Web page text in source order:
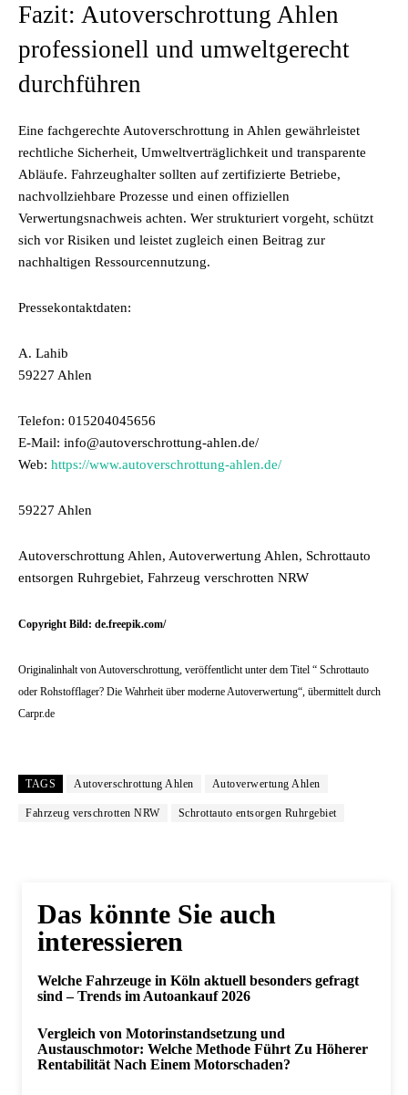
Fazit: Autoverschrottung Ahlen
professionell und umweltgerecht
durchführen
Eine fachgerechte Autoverschrottung in Ahlen gewährleistet
rechtliche Sicherheit, Umweltverträglichkeit und transparente
Abläufe. Fahrzeughalter sollten auf zertifizierte Betriebe,
nachvollziehbare Prozesse und einen offiziellen
Verwertungsnachweis achten. Wer strukturiert vorgeht, schützt
sich vor Risiken und leistet zugleich einen Beitrag zur
nachhaltigen Ressourcennutzung.
Pressekontaktdaten:
A. Lahib
59227 Ahlen
Telefon: 015204045656
E-Mail: info@autoverschrottung-ahlen.de/
Web: https://www.autoverschrottung-ahlen.de/
59227 Ahlen
Autoverschrottung Ahlen, Autoverwertung Ahlen, Schrottauto
entsorgen Ruhrgebiet, Fahrzeug verschrotten NRW
Copyright Bild: de.freepik.com/
Originalinhalt von Autoverschrottung, veröffentlicht unter dem Titel “ Schrottauto
oder Rohstofflager? Die Wahrheit über moderne Autoverwertung“, übermittelt durch
Carpr.de
TAGS Autoverschrottung Ahlen Autoverwertung Ahlen
Fahrzeug verschrotten NRW Schrottauto entsorgen Ruhrgebiet
Das könnte Sie auch
interessieren
Welche Fahrzeuge in Köln aktuell besonders gefragt
sind – Trends im Autoankauf 2026
Vergleich von Motorinstandsetzung und
Austauschmotor: Welche Methode Führt Zu Höherer
Rentabilität Nach Einem Motorschaden?